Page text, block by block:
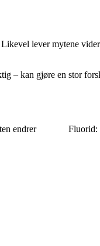
lever mytene
– kan gjøre en stor
endrer
Fluorid: